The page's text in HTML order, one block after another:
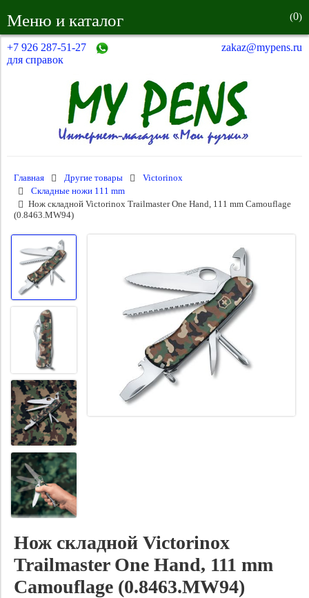
Меню и каталог (0)
+7 926 287-51-27
для справок
zakaz@mypens.ru
Главная Другие товары
Victorinox
Складные ножи 111 mm
Нож складной Victorinox Trailmaster One Hand, 111 mm Camouflage
(0.8463.MW94)
Нож складной Victorinox
Trailmaster One Hand, 111 mm
Camouflage (0.8463.MW94)